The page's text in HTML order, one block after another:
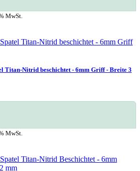
MwSt.
Titan-Nitrid beschichtet - 6mm Griff - Breite 3
MwSt.